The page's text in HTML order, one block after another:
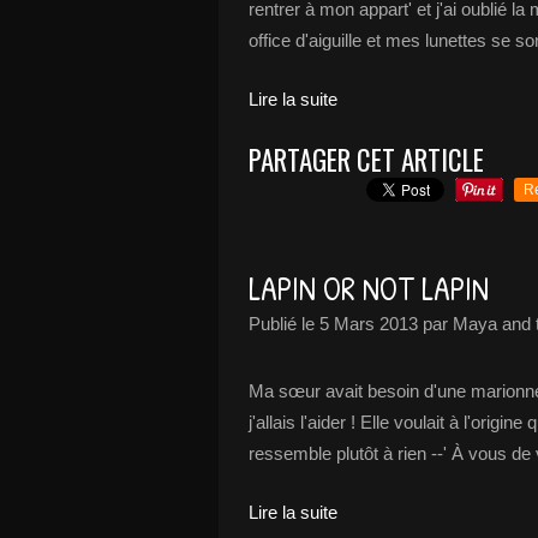
rentrer à mon appart' et j'ai oublié la
office d'aiguille et mes lunettes se
Lire la suite
PARTAGER CET ARTICLE
LAPIN OR NOT LAPIN
Publié le 5 Mars 2013 par Maya and
Ma sœur avait besoin d'une
j'allais l'aider ! Elle voulait à l'origine
ressemble plutôt à rien --' À vous
Lire la suite